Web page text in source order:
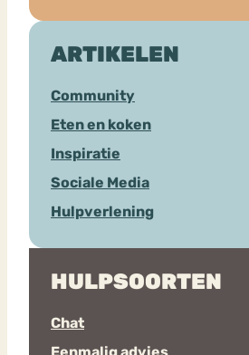
ARTIKELEN
Community
Eten en koken
Inspiratie
Sociale Media
Hulpverlening
HULPSOORTEN
Chat